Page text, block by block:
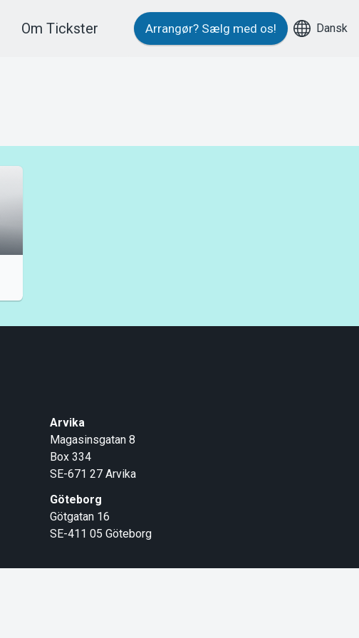
Om Tickster Arrangør? Sælg med os! Dansk
Arvika
Magasinsgatan 8
Box 334
SE-671 27 Arvika
Göteborg
Götgatan 16
SE-411 05 Göteborg